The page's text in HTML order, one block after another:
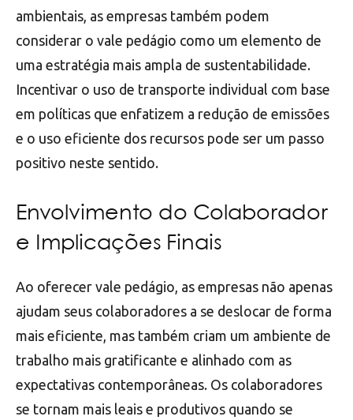
ambientais, as empresas também podem
considerar o vale pedágio como um elemento de
uma estratégia mais ampla de sustentabilidade.
Incentivar o uso de transporte individual com base
em políticas que enfatizem a redução de emissões
e o uso eficiente dos recursos pode ser um passo
positivo neste sentido.
Envolvimento do Colaborador
e Implicações Finais
Ao oferecer vale pedágio, as empresas não apenas
ajudam seus colaboradores a se deslocar de forma
mais eficiente, mas também criam um ambiente de
trabalho mais gratificante e alinhado com as
expectativas contemporâneas. Os colaboradores
se tornam mais leais e produtivos quando se